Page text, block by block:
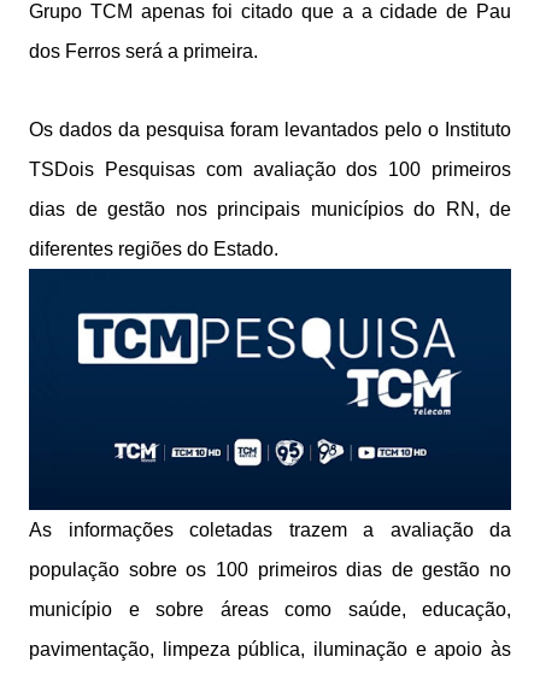
Grupo TCM apenas foi citado que a a cidade de Pau
dos Ferros será a primeira.
Os dados da pesquisa foram levantados pelo o Instituto
TSDois Pesquisas com avaliação dos 100 primeiros
dias de gestão nos principais municípios do RN, de
diferentes regiões do Estado.
As informações coletadas trazem a avaliação da
população sobre os 100 primeiros dias de gestão no
município e sobre áreas como saúde, educação,
pavimentação, limpeza pública, iluminação e apoio às